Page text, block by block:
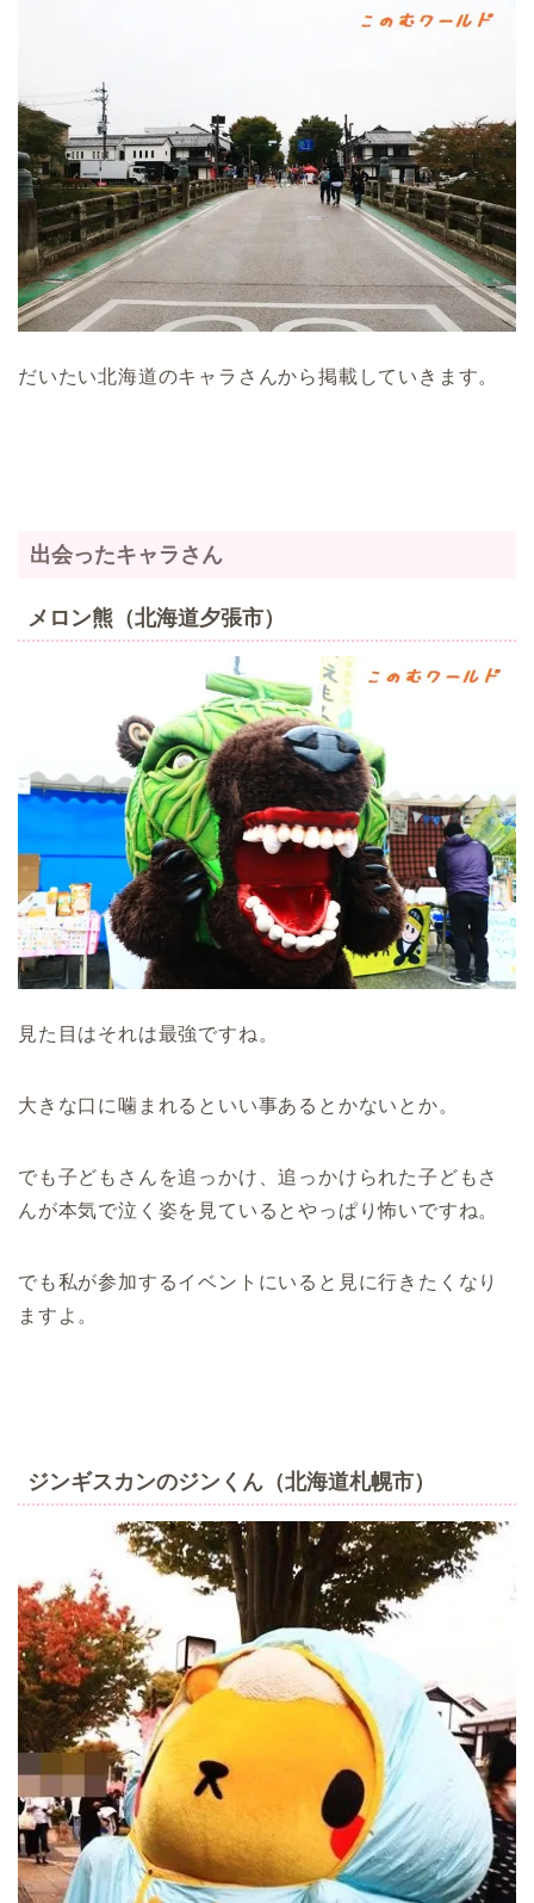
だいたい北海道のキャラさんから掲載していきます。
出会ったキャラさん
メロン熊（北海道夕張市）
見た目はそれは最強ですね。
大きな口に噛まれるといい事あるとかないとか。
でも子どもさんを追っかけ、追っかけられた子どもさ
んが本気で泣く姿を見ているとやっぱり怖いですね。
でも私が参加するイベントにいると見に行きたくなり
ますよ。
ジンギスカンのジンくん（北海道札幌市）